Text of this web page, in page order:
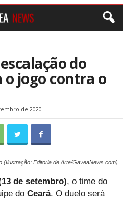
do
o jogo contra o
de 2020
(Ilustração: Editoria de Arte/GaveaNews.com)
de setembro), o time do
do Ceará. O duelo será